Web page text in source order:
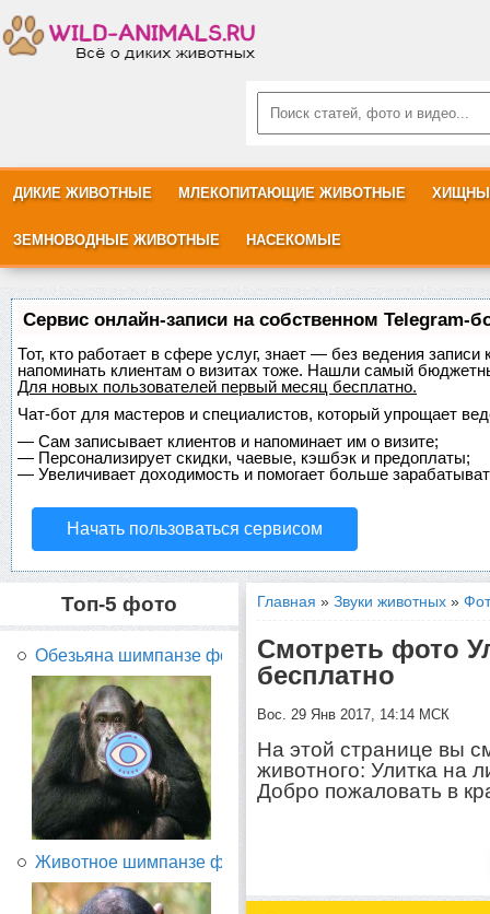
ДИКИЕ ЖИВОТНЫЕ МЛЕКОПИТАЮЩИЕ ЖИВОТНЫЕ
ЗЕМНОВОДНЫЕ ЖИВОТНЫЕ НАСЕКОМЫЕ
Сервис онлайн-записи на собственном Telegram-
Тот, кто работает в сфере услуг, знает — без ведения
напоминать клиентам о визитах тоже. Нашли самый
Для новых пользователей первый месяц бесплатно.
Чат-бот для мастеров и специалистов, который упрощает
— Сам записывает клиентов и напоминает им о визите;
— Персонализирует скидки, чаевые, кэшбэк и предоплаты;
— Увеличивает доходимость и помогает больше
Начать пользоваться сервисом
Топ-5 фото
Обезьяна шимпанзе фото...
Животное шимпанзе фото...
Главная »Звуки животных »
Смотреть фото
бесплатно
Вос. 29 Янв 2017, 14:14 МСК
На этой странице вы
животного: Улитка на
Добро пожаловать в